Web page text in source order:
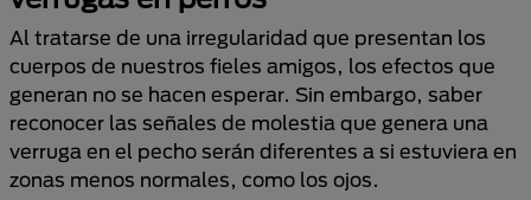
Al tratarse de una irregularidad que presentan los
cuerpos de nuestros fieles amigos, los efectos que
generan no se hacen esperar. Sin embargo, saber
reconocer las señales de molestia que genera una
verruga en el pecho serán diferentes a si estuviera en
zonas menos normales, como los ojos.